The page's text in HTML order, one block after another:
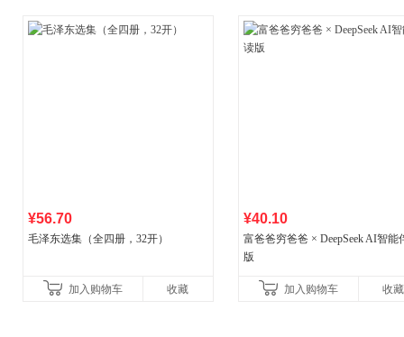
¥56.70
毛泽东选集（全四册，32开）
加入购物车 收藏
¥40.10
富爸爸穷爸爸 × DeepSeek AI智能
版
加入购物车 收藏